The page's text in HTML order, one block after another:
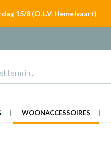
15/8 (O.L.V. Hemelvaart)
WOONACCESSOIRES